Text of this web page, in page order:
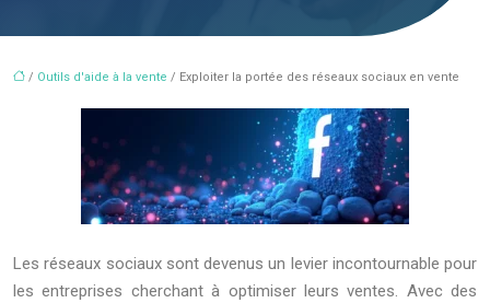
/ Outils d'aide à la vente / Exploiter la portée des réseaux sociaux en vente
Les réseaux sociaux sont devenus un levier incontournable pour
les entreprises cherchant à optimiser leurs ventes. Avec des